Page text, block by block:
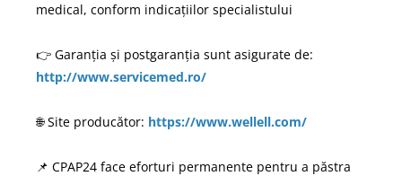
medical, conform indicațiilor specialistului
👉 Garanția și postgaranția sunt asigurate de:
http://www.servicemed.ro/
🌐 Site producător: https://www.wellell.com/
📌 CPAP24 face eforturi permanente pentru a păstra